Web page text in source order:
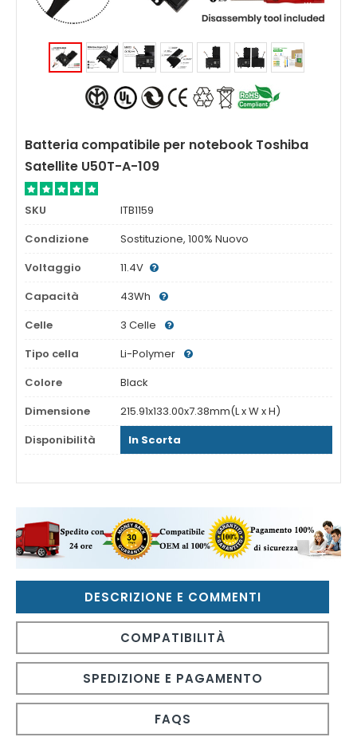
Batteria compatibile per notebook Toshiba
Satellite U50T-A-109
SKU
ITB1159
Condizione
Sostituzione, 100% Nuovo
Voltaggio
11.4V
Capacità
43Wh
Celle
3 Celle
Tipo cella
Li-Polymer
Colore
Black
Dimensione
215.91x133.00x7.38mm(L x W x H)
Disponibilità
In Scorta
DESCRIZIONE E COMMENTI
COMPATIBILITÀ
SPEDIZIONE E PAGAMENTO
FAQS